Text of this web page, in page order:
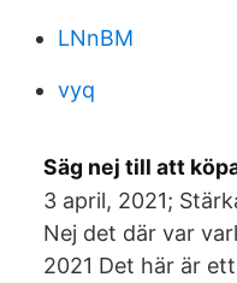
LNnBM
vyq
Säg nej till att
3 april, 2021;
Nej det där var
2021 Det här är